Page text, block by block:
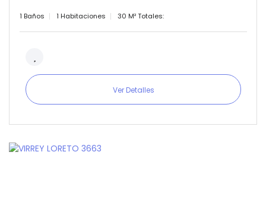
1 Baños 1 Habitaciones 30 M² Totales:
Ver Detalles